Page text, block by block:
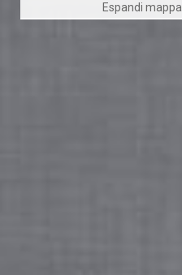
Espandi mappa